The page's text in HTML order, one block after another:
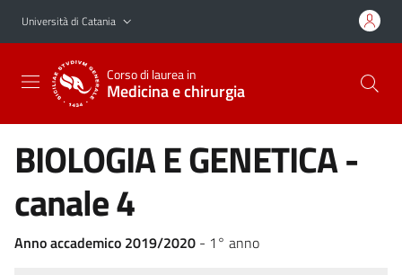
Vai al contenuto principale
Vai al menu di navigazione
Università di Catania
Corso di laurea in
Medicina e chirurgia
BIOLOGIA E GENETICA -
canale 4
Anno accademico 2019/2020 - 1° anno